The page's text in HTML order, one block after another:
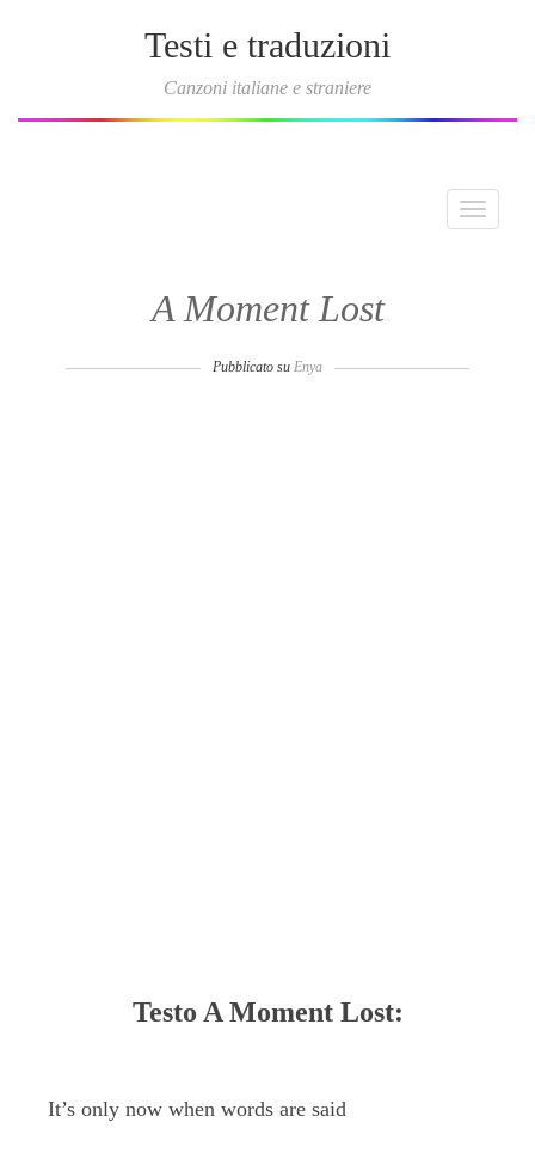
Testi e traduzioni
Canzoni italiane e straniere
Toggle
A Moment Lost
Pubblicato su Enya
Testo A Moment Lost:
It’s only now when words are said